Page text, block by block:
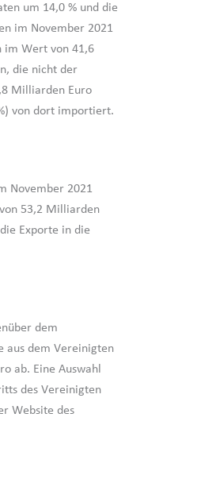
um 14,0 % und die
im November 2021
im Wert von 41,6
die nicht der
Milliarden Euro
von dort importiert.
November 2021
53,2 Milliarden
Exporte in die
dem
aus dem Vereinigten
ab. Eine Auswahl
des Vereinigten
Website des